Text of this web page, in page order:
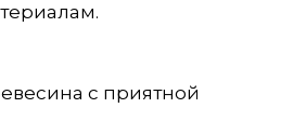
с приятной